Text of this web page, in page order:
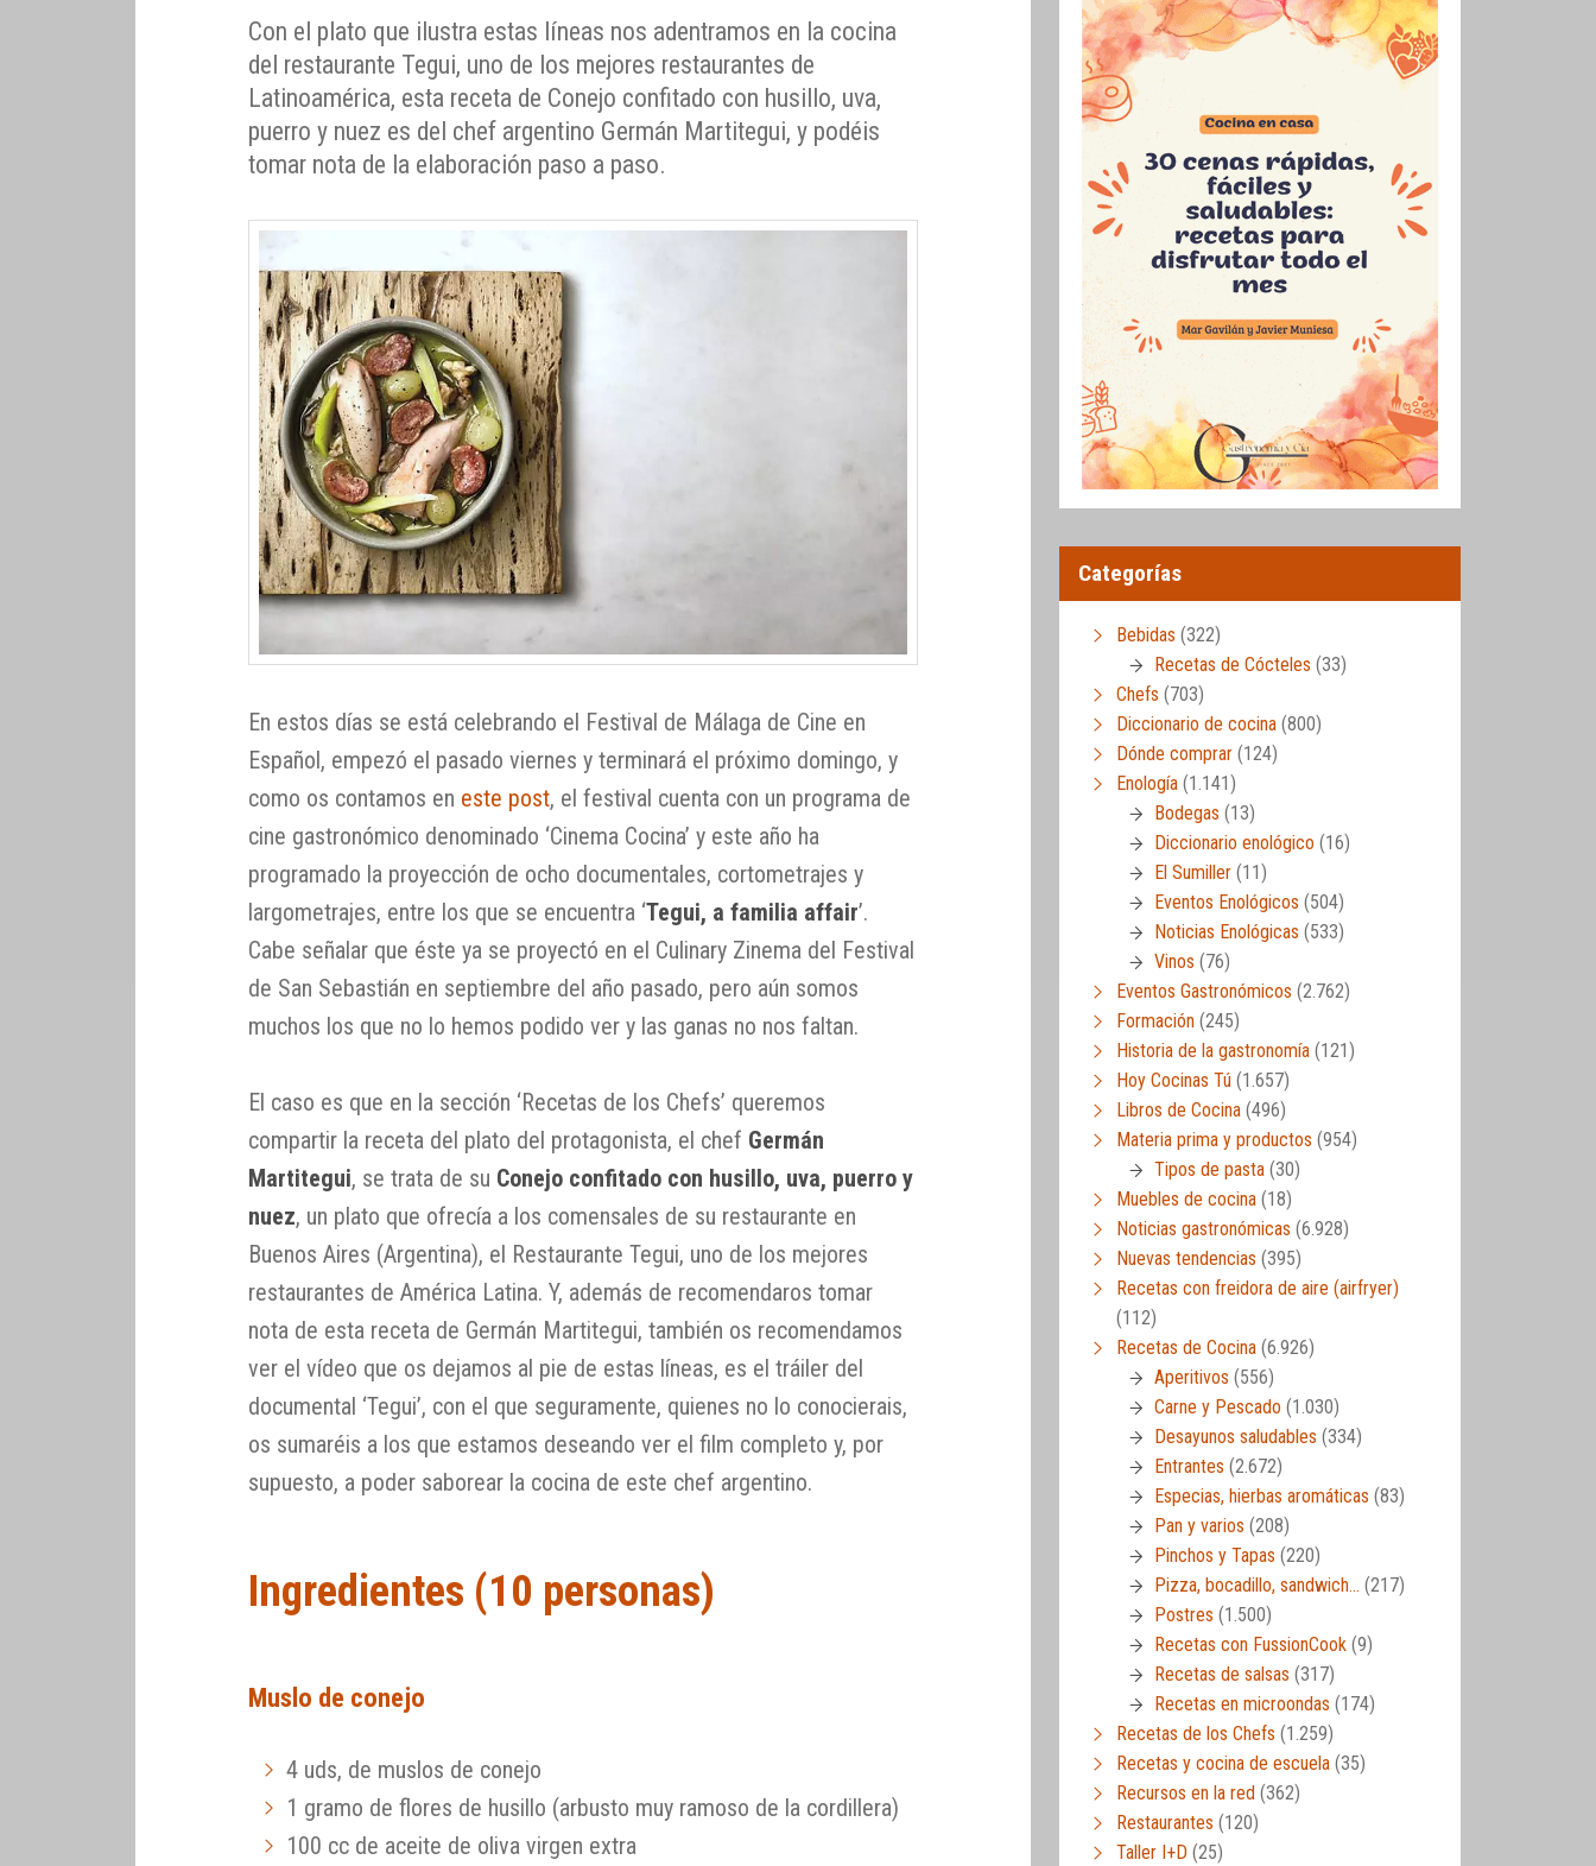
Con el plato que ilustra estas líneas nos adentramos en la cocina
del restaurante Tegui, uno de los mejores restaurantes de
Latinoamérica, esta receta de Conejo confitado con husillo, uva,
puerro y nuez es del chef argentino Germán Martitegui, y podéis
tomar nota de la elaboración paso a paso.
En estos días se está celebrando el Festival de Málaga de Cine en
Español, empezó el pasado viernes y terminará el próximo domingo, y
como os contamos en este post, el festival cuenta con un programa de
cine gastronómico denominado ‘Cinema Cocina’ y este año ha
programado la proyección de ocho documentales, cortometrajes y
largometrajes, entre los que se encuentra ‘Tegui, a familia affair’.
Cabe señalar que éste ya se proyectó en el Culinary Zinema del Festival
de San Sebastián en septiembre del año pasado, pero aún somos
muchos los que no lo hemos podido ver y las ganas no nos faltan.
El caso es que en la sección ‘Recetas de los Chefs’ queremos
compartir la receta del plato del protagonista, el chef Germán
Martitegui, se trata de su Conejo confitado con husillo, uva, puerro y
nuez, un plato que ofrecía a los comensales de su restaurante en
Buenos Aires (Argentina), el Restaurante Tegui, uno de los mejores
restaurantes de América Latina. Y, además de recomendaros tomar
nota de esta receta de Germán Martitegui, también os recomendamos
ver el vídeo que os dejamos al pie de estas líneas, es el tráiler del
documental ‘Tegui’, con el que seguramente, quienes no lo conocierais,
os sumaréis a los que estamos deseando ver el film completo y, por
supuesto, a poder saborear la cocina de este chef argentino.
Ingredientes (10 personas)
Muslo de conejo
4 uds, de muslos de conejo
1 gramo de flores de husillo (arbusto muy ramoso de la cordillera)
100 cc de aceite de oliva virgen extra
Categorías
Bebidas (322)
Recetas de Cócteles (33)
Chefs (703)
Diccionario de cocina (800)
Dónde comprar (124)
Enología (1.141)
Bodegas (13)
Diccionario enológico (16)
El Sumiller (11)
Eventos Enológicos (504)
Noticias Enológicas (533)
Vinos (76)
Eventos Gastronómicos (2.762)
Formación (245)
Historia de la gastronomía (121)
Hoy Cocinas Tú (1.657)
Libros de Cocina (496)
Materia prima y productos (954)
Tipos de pasta (30)
Muebles de cocina (18)
Noticias gastronómicas (6.928)
Nuevas tendencias (395)
Recetas con freidora de aire (airfryer)
(112)
Recetas de Cocina (6.926)
Aperitivos (556)
Carne y Pescado (1.030)
Desayunos saludables (334)
Entrantes (2.672)
Especias, hierbas aromáticas (83)
Pan y varios (208)
Pinchos y Tapas (220)
Pizza, bocadillo, sandwich… (217)
Postres (1.500)
Recetas con FussionCook (9)
Recetas de salsas (317)
Recetas en microondas (174)
Recetas de los Chefs (1.259)
Recetas y cocina de escuela (35)
Recursos en la red (362)
Restaurantes (120)
Taller I+D (25)